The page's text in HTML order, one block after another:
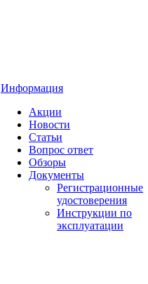
Информация
Акции
Новости
Статьи
Вопрос ответ
Обзоры
Документы
Регистрационные
удостоверения
Инструкции по
эксплуатации